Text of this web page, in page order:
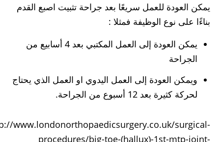
يمكن العودة للعمل سريعًا بعد جراحة تثبيت اصبع القدم
بناءًا على نوع الوظيفة فمثلا :
يمكن العودة إلى العمل المكتبي بعد 4 أسابيع من
الجراحة
ويمكن العودة إلى العمل اليدوي او العمل الذي يحتاج
لحركة كثيرة بعد 12 أسبوع من الجراحة.
www.londonorthopaedicsurgery.co.uk/surgical-
procedures/big-toe-(hallux)-1st-mtp-joint-